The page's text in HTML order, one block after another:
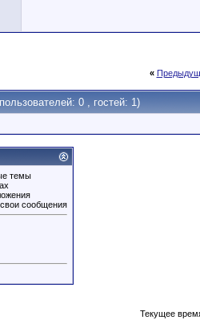
«
0 , гостей: 1)
темы
сообщения
Текущее